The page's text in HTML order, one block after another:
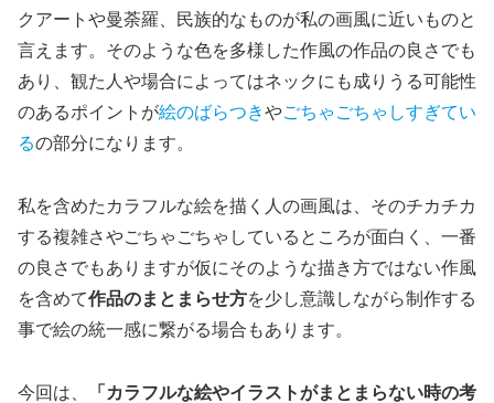
クアートや曼荼羅、民族的なものが私の画風に近いものと
言えます。そのような色を多様した作風の作品の良さでも
あり、観た人や場合によってはネックにも成りうる可能性
のあるポイントが絵のばらつきやごちゃごちゃしすぎてい
るの部分になります。
私を含めたカラフルな絵を描く人の画風は、そのチカチカ
する複雑さやごちゃごちゃしているところが面白く、一番
の良さでもありますが仮にそのような描き方ではない作風
を含めて作品のまとまらせ方を少し意識しながら制作する
事で絵の統一感に繋がる場合もあります。
今回は、
「カラフルな絵やイラストがまとまらない時の考